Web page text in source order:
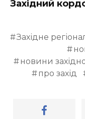
Західний
Західне
новини
про захід